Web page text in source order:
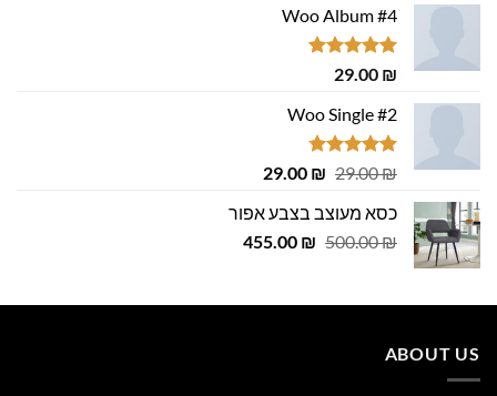
Woo Album #4
דורג5.00
29.00 ₪
Woo Single #2
דורג4.75
29.00₪
המחיר
היה:
29.00 ₪.
29.00 ₪
המחיר
הוא:
29.00 ₪.
כסא מעוצב בצבע אפור
500.00₪
המחיר
500.00 ₪.
455.00 ₪
המחיר
455.00 ₪.
ABOUT US